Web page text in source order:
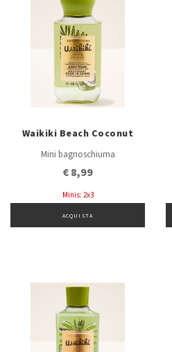
Waikiki Beach Coconut
Mini bagnoschiuma
€ 8,99
Minis: 2x3
ACQUISTA